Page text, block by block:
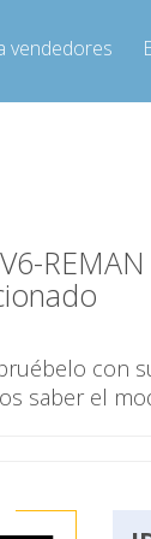
vendedores
9:00 a De
REMAN
con
saber el